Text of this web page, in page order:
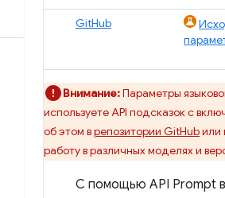
GitHub
Внимание:Параметры
используете API подсказок с
об этом врепозитории GitHubили
работу в различных моделях и
С помощью API Prompt